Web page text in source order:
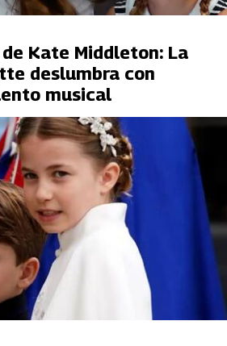
Kate Middleton: La
deslumbra con
musical